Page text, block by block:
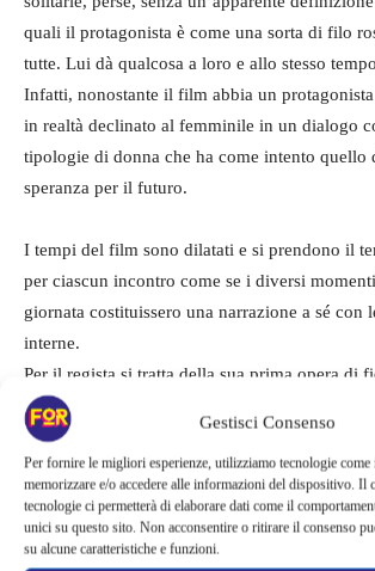
Gestisci Consenso
Per fornire le migliori esperienze, utilizziamo tecnologie come
memorizzare e/o accedere alle informazioni del dispositivo. Il
tecnologie ci permetterà di elaborare dati come il
unici su questo sito. Non acconsentire o ritirare il consenso
su alcune caratteristiche e funzioni.
quali il protagonista è come una sorta di filo
tutte. Lui dà qualcosa a loro e allo stesso
Infatti, nonostante il film abbia un protagonista
in realtà declinato al femminile in un dialogo
tipologie di donna che ha come intento quello
speranza per il futuro.
I tempi del film sono dilatati e si prendono il
per ciascun incontro come se i diversi
giornata costituissero una narrazione a sé con
interne.
Per il regista si tratta della sua prima opera di
opera cinematografica. Hilal Baydarov si è
documentario e come si è detto questo
è ancora presente nell’opera In Between
Nel complesso il film è un buon secondo
discreto tentativo di narrazione fiction con un